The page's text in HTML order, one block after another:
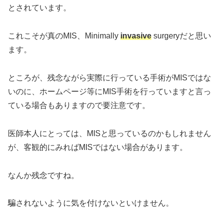
とされています。
これこそが真のMIS、Minimally invasive surgeryだと思い
ます。
ところが、残念ながら実際に行っている手術がMISではな
いのに、ホームページ等にMIS手術を行っていますと言っ
ている場合もありますので要注意です。
医師本人にとっては、MISと思っているのかもしれません
が、客観的にみればMISではない場合があります。
なんか残念ですね。
騙されないように気を付けないといけません。